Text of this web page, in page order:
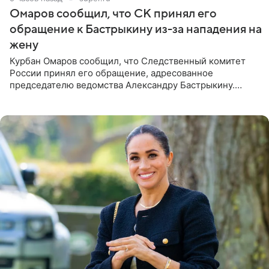
Омаров сообщил, что СК принял его
обращение к Бастрыкину из-за нападения на
жену
Курбан Омаров сообщил, что Следственный комитет
России принял его обращение, адресованное
председателю ведомства Александру Бастрыкину.